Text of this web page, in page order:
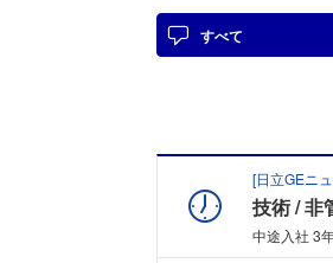
すべて
[日立GEニ
技術 非
中途入社 3